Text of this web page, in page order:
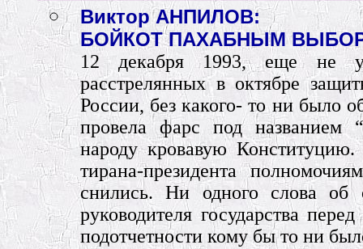
Виктор АНПИЛОВ:
БОЙКОТ ПАХАБНЫМ
12 декабря 1993, еще не
расстрелянных в октябре
России, без какого- то ни было
провела фарс под названием
народу кровавую
тирана-президента
снились. Ни одного слова об
руководителя государства
подотчетности кому бы то ни